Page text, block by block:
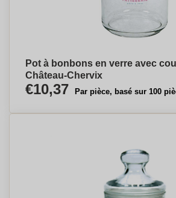
Pot à bonbons en verre avec
Château-Chervix
€10,37 Par pièce, basé sur 100